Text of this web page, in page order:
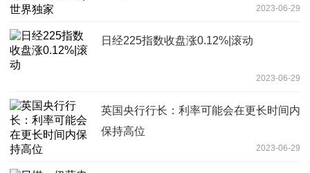
2023-06-29
日经225指数收盘涨0.12%|滚动
2023-06-29
英国央行行长：利率可能会在更长时间内
保持高位
2023-06-29